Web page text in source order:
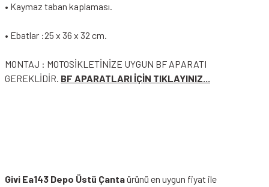
• Kaymaz taban kaplaması.
• Ebatlar :25 x 36 x 32 cm.
MONTAJ : MOTOSİKLETİNİZE UYGUN BF APARATI
GEREKLİDİR. BF APARATLARI İÇİN TIKLAYINIZ...
Givi Ea143 Depo Üstü Çantaürünü en uygun fiyat ile